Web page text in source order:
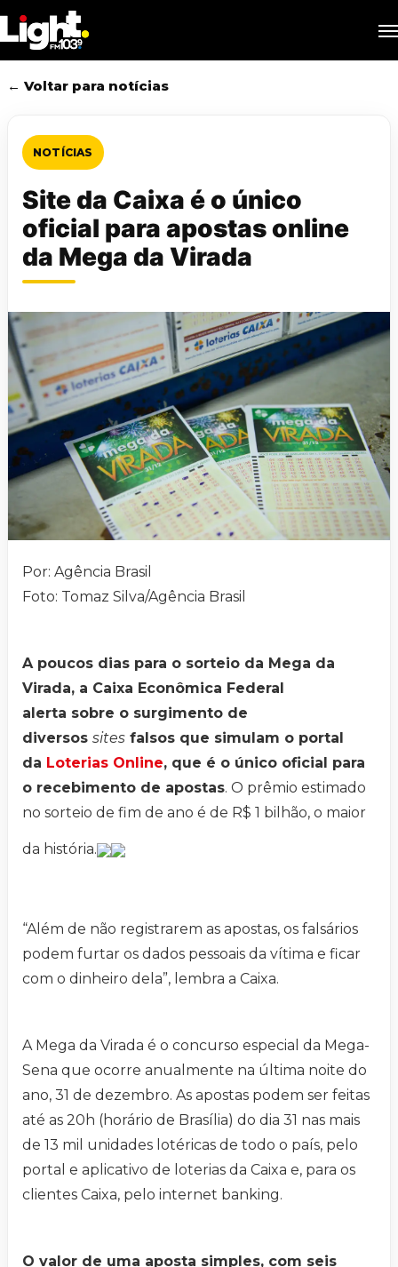
to
main
content
← Voltar para notícias
NOTÍCIAS
Site da Caixa é o único
oficial para apostas online
da Mega da Virada
Por: Agência Brasil
Foto: Tomaz Silva/Agência Brasil
A poucos dias para o sorteio da Mega da
Virada, a Caixa Econômica Federal
alerta sobre o surgimento de
diversos sites falsos que simulam o portal
da Loterias Online, que é o único oficial para
o recebimento de apostas. O prêmio estimado
no sorteio de fim de ano é de R$ 1 bilhão, o maior
da história.
“Além de não registrarem as apostas, os falsários
podem furtar os dados pessoais da vítima e ficar
com o dinheiro dela”, lembra a Caixa.
A Mega da Virada é o concurso especial da Mega-
Sena que ocorre anualmente na última noite do
ano, 31 de dezembro. As apostas podem ser feitas
até as 20h (horário de Brasília) do dia 31 nas mais
de 13 mil unidades lotéricas de todo o país, pelo
portal e aplicativo de loterias da Caixa e, para os
clientes Caixa, pelo internet banking.
O valor de uma aposta simples, com seis